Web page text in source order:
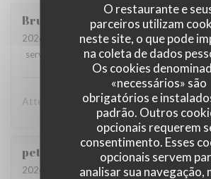
O restaurante e
parceiros utilizam
neste site, o que pode
na coleta de dados
Os cookies
«necessários» são
obrigatórios e
padrão. Outros
opcionais requerem
consentimento. Esses
opcionais servem
analisar sua navegação,
Bruno
2026-08-03
- 21:15 - guests 2
service
ambience: 5 /5 menu: 5/5
Attenzione al cliente massima e cibo
peter
2026-08-03
- 19:45 - guests 2